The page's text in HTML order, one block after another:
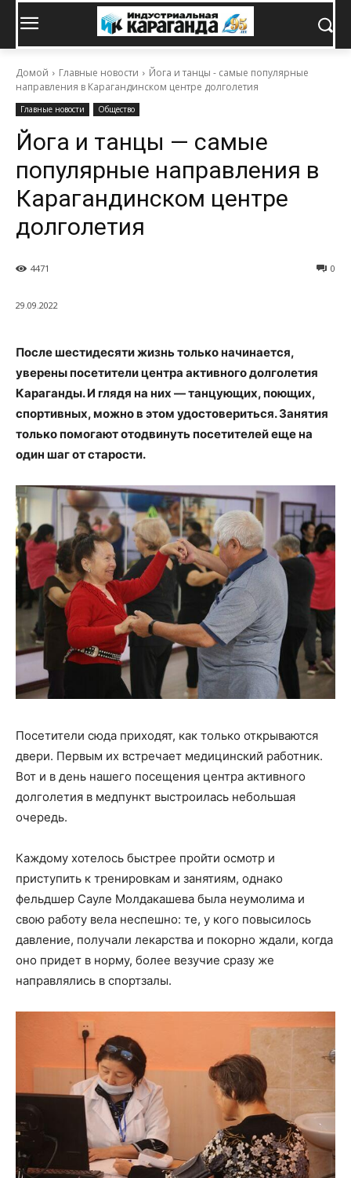
Домой Главные новости
Йога и танцы - самые популярные
направления в Карагандинском центре долголетия
Главные новости Общество
Йога и танцы — самые
популярные направления в
Карагандинском центре
долголетия
0
4471
29.09.2022
После шестидесяти жизнь только начинается,
уверены посетители центра активного долголетия
Караганды. И глядя на них —танцующих, поющих,
спортивных, можно в этом удостовериться. Занятия
только помогают отодвинуть посетителей еще на
один шаг от старости.
Посетители сюда приходят, как только открываются
двери. Первым их встречает медицинский работник.
Вот и в день нашего посещения центра активного
долголетия в медпункт выстроилась небольшая
очередь.
Каждому хотелось быстрее пройти осмотр и
приступить к тренировкам и занятиям, однако
фельдшер Сауле Молдакашева была неумолима и
свою работу вела неспешно: те, у кого повысилось
давление, получали лекарства и покорно ждали, когда
оно придет в норму, более везучие сразу же
направлялись в спортзалы.